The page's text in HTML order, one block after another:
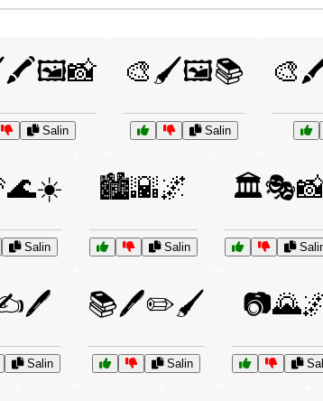
Salin
🎨🖌️🖼️📚
Salin
Salin
🏙️🌇🌌
Salin
Salin
📚🖊️✏️🖌️
Salin